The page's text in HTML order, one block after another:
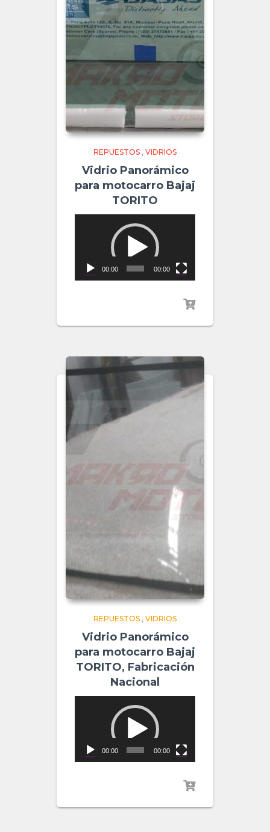
REPUESTOS , VIDRIOS
Vidrio Panorámico
para motocarro Bajaj
TORITO
Player
00:00 00:00
REPUESTOS , VIDRIOS
Vidrio Panorámico
para motocarro Bajaj
TORITO, Fabricación
Nacional
Player
00:00 00:00